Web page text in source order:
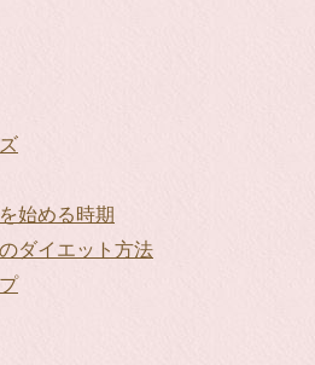
始める時期
ダイエット方法